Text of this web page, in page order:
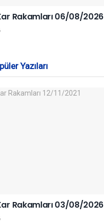
Rakamları 06/08/2026
Yazıları
Rakamları 03/08/2026